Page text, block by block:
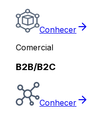
Conhecer
Comercial
B2B/B2C
Conhecer